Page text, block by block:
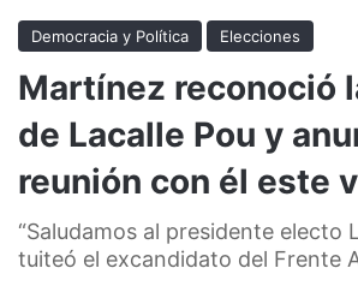
Democracia y Política Elecciones
Martínez reconoció
de Lacalle Pou y
reunión con él este
“Saludamos al presidente electo
tuiteó el excandidato del Frente